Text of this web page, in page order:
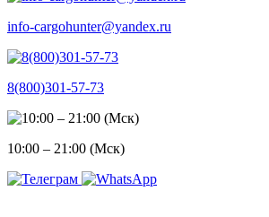
info-cargohunter@yandex.ru
8(800)301-57-73
10:00 – 21:00 (Мск)